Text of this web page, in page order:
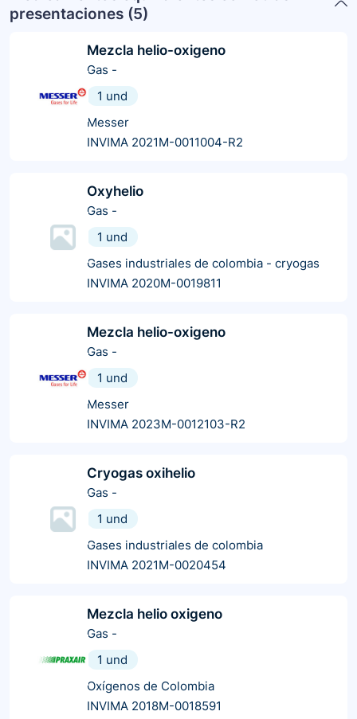
presentaciones (5)
Mezcla helio-oxigeno
Gas -
1 und
Messer
INVIMA 2021M-0011004-R2
Oxyhelio
Gas -
1 und
Gases industriales de colombia - cryogas
INVIMA 2020M-0019811
Mezcla helio-oxigeno
Gas -
1 und
Messer
INVIMA 2023M-0012103-R2
Cryogas oxihelio
Gas -
1 und
Gases industriales de colombia
INVIMA 2021M-0020454
Mezcla helio oxigeno
Gas -
1 und
Oxígenos de Colombia
INVIMA 2018M-0018591